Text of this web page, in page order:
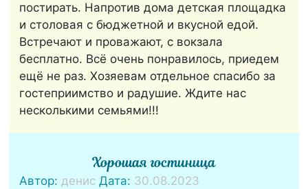
постирать. Напротив дома детская площадка
и столовая с бюджетной и вкусной едой.
Встречают и проважают, с вокзала
бесплатно. Всё очень понравилось, приедем
ещё не раз. Хозяевам отдельное спасибо за
гостеприимство и радушие. Ждите нас
несколькими семьями!!!
Хорошая гостиница
Автор:денис Дата: 30.08.2023